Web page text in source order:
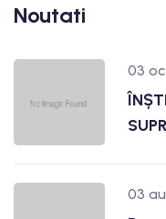
Noutati
03
03